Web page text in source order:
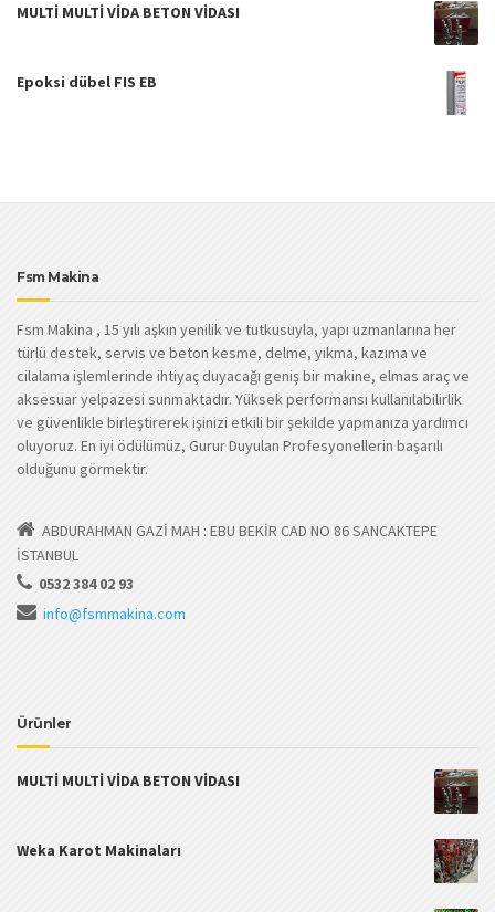
MULTİ MULTİ VİDA BETON VİDASI
Epoksi dübel FIS EB
Fsm Makina
Fsm Makina , 15 yılı aşkın yenilik ve tutkusuyla, yapı uzmanlarına her
türlü destek, servis ve beton kesme, delme, yıkma, kazıma ve
cilalama işlemlerinde ihtiyaç duyacağı geniş bir makine, elmas araç ve
aksesuar yelpazesi sunmaktadır. Yüksek performansı kullanılabilirlik
ve güvenlikle birleştirerek işinizi etkili bir şekilde yapmanıza yardımcı
oluyoruz. En iyi ödülümüz, Gurur Duyulan Profesyonellerin başarılı
olduğunu görmektir.
ABDURAHMAN GAZİ MAH : EBU BEKİR CAD NO 86 SANCAKTEPE
İSTANBUL
0532 384 02 93
info@fsmmakina.com
Ürünler
MULTİ MULTİ VİDA BETON VİDASI
Weka Karot Makinaları